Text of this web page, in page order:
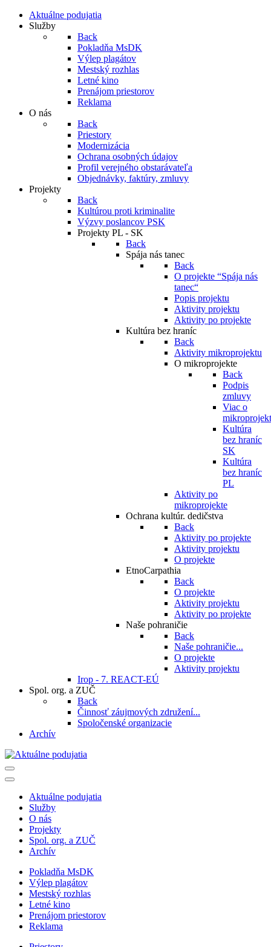
Aktuálne podujatia
Služby
Back
Pokladňa MsDK
Výlep plagátov
Mestský rozhlas
Letné kino
Prenájom priestorov
Reklama
O nás
Back
Priestory
Modernizácia
Ochrana osobných údajov
Profil verejného obstarávateľa
Objednávky, faktúry, zmluvy
Projekty
Back
Kultúrou proti kriminalite
Výzvy poslancov PSK
Projekty PL - SK
Back
Spája nás tanec
Back
O projekte “Spája nás
tanec“
Popis projektu
Aktivity projektu
Aktivity po projekte
Kultúra bez hraníc
Back
Aktivity mikroprojektu
O mikroprojekte
Back
Podpis
zmluvy
Viac o
Kultúra
bez hraníc
SK
Kultúra
bez hraníc
PL
Aktivity po
mikroprojekte
Ochrana kultúr. dedičstva
Back
Aktivity po projekte
Aktivity projektu
O projekte
EtnoCarpathia
Back
O projekte
Aktivity projektu
Aktivity po projekte
Naše pohraničie
Back
Naše pohraničie...
O projekte
Aktivity projektu
Irop - 7. REACT-EÚ
Spol. org. a ZUČ
Back
Činnosť záujmových združení...
Spoločenské organizacie
Archív
Aktuálne podujatia
Služby
O nás
Projekty
Spol. org. a ZUČ
Archív
Pokladňa MsDK
Výlep plagátov
Mestský rozhlas
Letné kino
Prenájom priestorov
Reklama